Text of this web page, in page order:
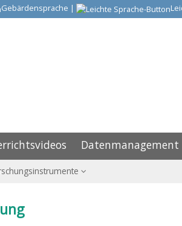
Gebärdensprache |
Datenmanagement